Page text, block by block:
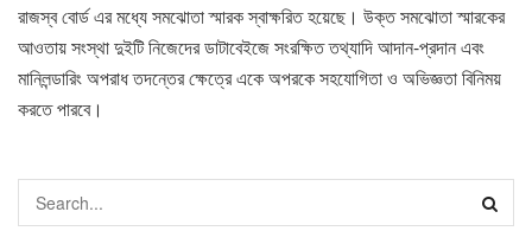
রাজস্ব বোর্ড এর মধ্যে সমঝোতা স্মারক স্বাক্ষরিত হয়েছে। উক্ত সমঝোতা স্মারকের
আওতায় সংস্থা দুইটি নিজেদের ডাটাবেইজে সংরক্ষিত তথ্যাদি আদান-প্রদান এবং
মানিলন্ডারিং অপরাধ তদন্তের ক্ষেত্রে একে অপরকে সহযোগিতা ও অভিজ্ঞতা বিনিময়
করতে পারবে।